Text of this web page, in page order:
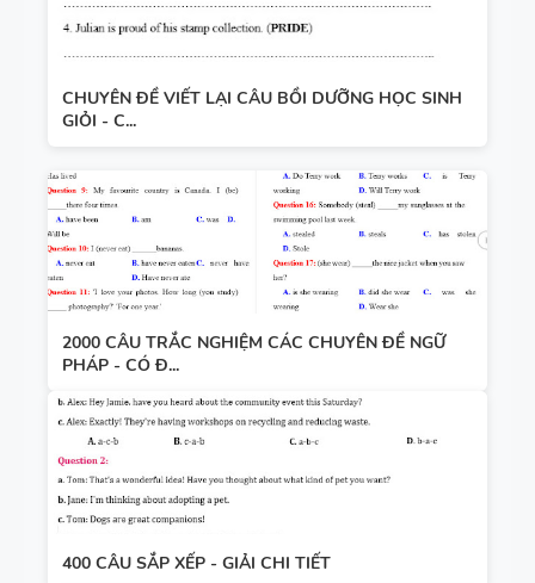
CHUYÊN ĐỀ VIẾT LẠI CÂU BỒI DƯỠNG HỌC SINH
GIỎI - C...
2000 CÂU TRẮC NGHIỆM CÁC CHUYÊN ĐỀ NGỮ
PHÁP - CÓ Đ...
400 CÂU SẮP XẾP - GIẢI CHI TIẾT